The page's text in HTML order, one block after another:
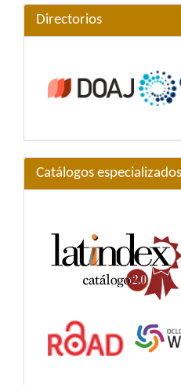
Directorios
Catálogos especializados